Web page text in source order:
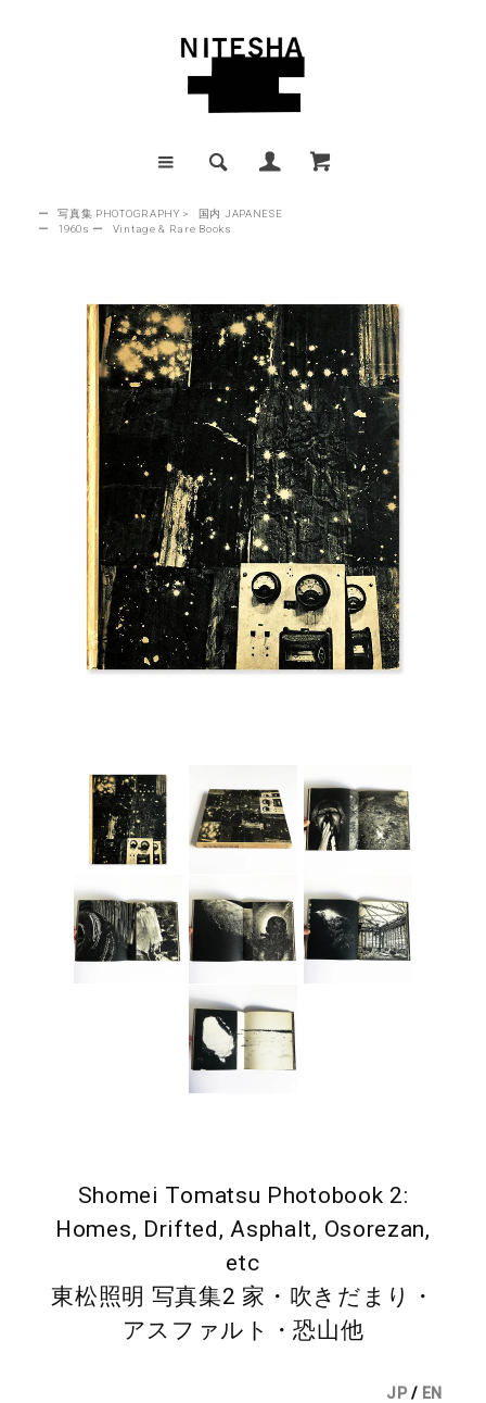
ー 写真集 PHOTOGRAPHY >
国内 JAPANESE
ー
1960s ー Vintage & Rare Books
Shomei Tomatsu Photobook 2:
Homes, Drifted, Asphalt, Osorezan,
etc
東松照明 写真集2 家・吹きだまり・
アスファルト・恐山他
JP / EN